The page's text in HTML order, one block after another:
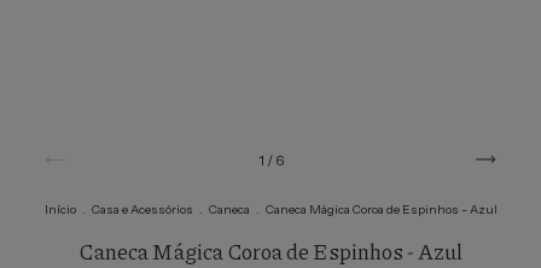
1 / 6
Início . Casa e Acessórios . Caneca . Caneca Mágica Coroa de Espinhos - Azul
Caneca Mágica Coroa de Espinhos - Azul